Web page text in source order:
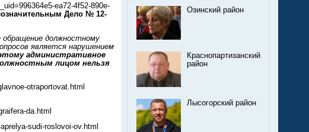
ea72-4f52-890e-
Дело № 12-
обращение должностному
является нарушением
административное
лицом нельзя
otraportovat.html
da.html
sudi-roslovoi-ov.html
Озинский район
Краснопартизанский
район
Лысогорский район